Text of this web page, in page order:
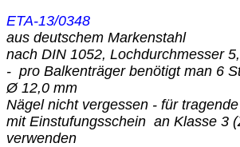
ETA-13/0348
aus deutschem Markenstahl
nach DIN 1052, Lochdurchmesser
- pro Balkenträger benötigt man 6
Ø 12,0 mm
Nägel nicht vergessen - für
mit Einstufungsschein an Klasse 3
verwenden